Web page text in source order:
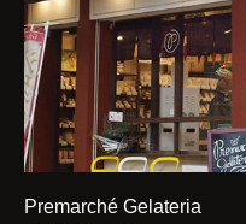
Premarché Gelateria